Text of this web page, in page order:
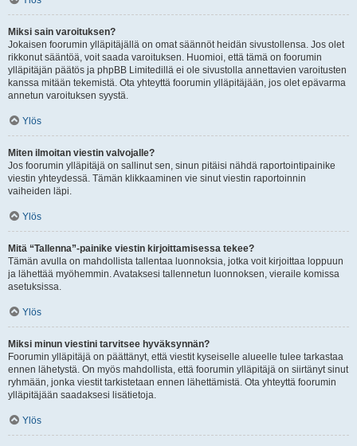
Miksi sain varoituksen?
Jokaisen foorumin ylläpitäjällä on omat säännöt heidän sivustollensa. Jos olet
rikkonut sääntöä, voit saada varoituksen. Huomioi, että tämä on foorumin
ylläpitäjän päätös ja phpBB Limitedillä ei ole sivustolla annettavien varoitusten
kanssa mitään tekemistä. Ota yhteyttä foorumin ylläpitäjään, jos olet epävarma
annetun varoituksen syystä.
Ylös
Miten ilmoitan viestin valvojalle?
Jos foorumin ylläpitäjä on sallinut sen, sinun pitäisi nähdä raportointipainike
viestin yhteydessä. Tämän klikkaaminen vie sinut viestin raportoinnin
vaiheiden läpi.
Ylös
Mitä “Tallenna”-painike viestin kirjoittamisessa tekee?
Tämän avulla on mahdollista tallentaa luonnoksia, jotka voit kirjoittaa loppuun
ja lähettää myöhemmin. Avataksesi tallennetun luonnoksen, vieraile komissa
asetuksissa.
Ylös
Miksi minun viestini tarvitsee hyväksynnän?
Foorumin ylläpitäjä on päättänyt, että viestit kyseiselle alueelle tulee tarkastaa
ennen lähetystä. On myös mahdollista, että foorumin ylläpitäjä on siirtänyt sinut
ryhmään, jonka viestit tarkistetaan ennen lähettämistä. Ota yhteyttä foorumin
ylläpitäjään saadaksesi lisätietoja.
Ylös